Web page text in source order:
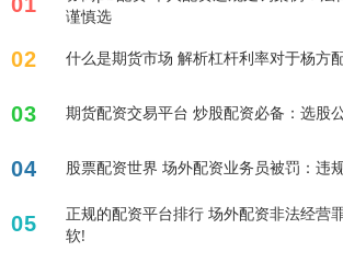
谨慎选
02 什么是期货市场 解析杠杆利率对于杨方
03 期货配资交易平台 炒股配资必备：选股
04 股票配资世界 场外配资业务员被罚：违
05
正规的配资平台排行 场外配资非法经营
软!